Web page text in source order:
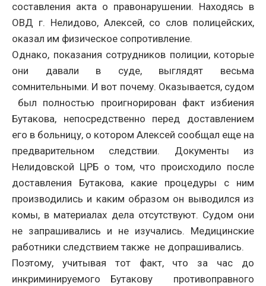
составления акта о правонарушении. Находясь в
ОВД г. Нелидово, Алексей, со слов полицейских,
оказал им физическое сопротивление.
Однако, показания сотрудников полиции, которые
они давали в суде, выглядят весьма
сомнительными. И вот почему. Оказывается, судом
был полностью проигнорирован факт избиения
Бутакова, непосредственно перед доставлением
его в больницу, о котором Алексей сообщал еще на
предварительном следствии. Документы из
Нелидовской ЦРБ о том, что происходило после
доставления Бутакова, какие процедуры с ним
производились и каким образом он выводился из
комы, в материалах дела отсутствуют. Судом они
не запрашивались и не изучались. Медицинские
работники следствием также не допрашивались.
Поэтому, учитывая тот факт, что за час до
инкриминируемого Бутакову противоправного